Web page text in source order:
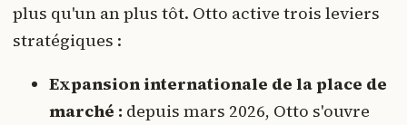
plus qu'un an plus tôt. Otto active trois leviers
stratégiques :
Expansion internationale de la place de
marché : depuis mars 2026, Otto s'ouvre